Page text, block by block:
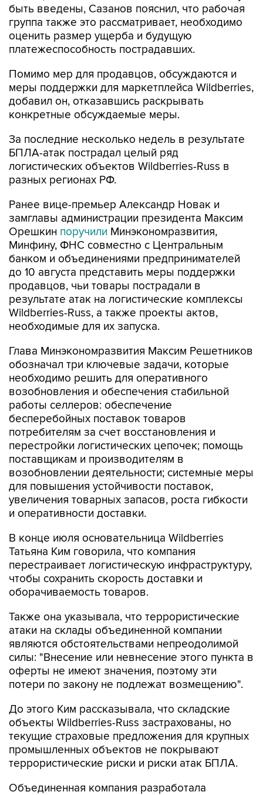
быть введены, Сазанов пояснил, что рабочая
группа также это рассматривает, необходимо
оценить размер ущерба и будущую
платежеспособность пострадавших.
Помимо мер для продавцов, обсуждаются и
меры поддержки для маркетплейса Wildberries,
добавил он, отказавшись раскрывать
конкретные обсуждаемые меры.
За последние несколько недель в результате
БПЛА-атак пострадал целый ряд
логистических объектов Wildberries-Russ в
разных регионах РФ.
Ранее вице-премьер Александр Новак и
замглавы администрации президента Максим
Орешкин поручили Минэкономразвития,
Минфину, ФНС совместно с Центральным
банком и объединениями предпринимателей
до 10 августа представить меры поддержки
продавцов, чьи товары пострадали в
результате атак на логистические комплексы
Wildberries-Russ, а также проекты актов,
необходимые для их запуска.
Глава Минэкономразвития Максим Решетников
обозначал три ключевые задачи, которые
необходимо решить для оперативного
возобновления и обеспечения стабильной
работы селлеров: обеспечение
бесперебойных поставок товаров
потребителям за счет восстановления и
перестройки логистических цепочек; помощь
поставщикам и производителям в
возобновлении деятельности; системные меры
для повышения устойчивости поставок,
увеличения товарных запасов, роста гибкости
и оперативности доставки.
В конце июля основательница Wildberries
Татьяна Ким говорила, что компания
перестраивает логистическую инфраструктуру,
чтобы сохранить скорость доставки и
оборачиваемость товаров.
Также она указывала, что террористические
атаки на склады объединенной компании
являются обстоятельствами непреодолимой
силы: "Внесение или невнесение этого пункта в
оферты не имеют значения, поэтому эти
потери по закону не подлежат возмещению".
До этого Ким рассказывала, что складские
объекты Wildberries-Russ застрахованы, но
текущие страховые предложения для крупных
промышленных объектов не покрывают
террористические риски и риски атак БПЛА.
Объединенная компания разработала